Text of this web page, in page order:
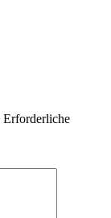
Erforderliche